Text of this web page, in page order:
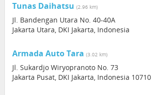
Tunas Daihatsu (2.96 km)
Jl. Bandengan Utara No. 40-40A
Jakarta Utara, DKI Jakarta, Indonesia
Armada Auto Tara (3.02 km)
Jl. Sukardjo Wiryopranoto No. 73
Jakarta Pusat, DKI Jakarta, Indonesia 10710